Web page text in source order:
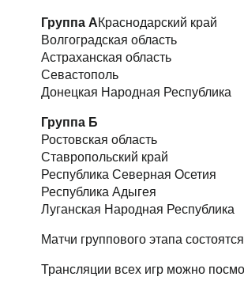
Группа АКраснодарский край
Волгоградская область
Астраханская область
Севастополь
Донецкая Народная Республика
Группа Б
Ростовская область
Ставропольский край
Республика Северная Осетия
Республика Адыгея
Луганская Народная Республика
Матчи группового этапа
Трансляции всех игр можно